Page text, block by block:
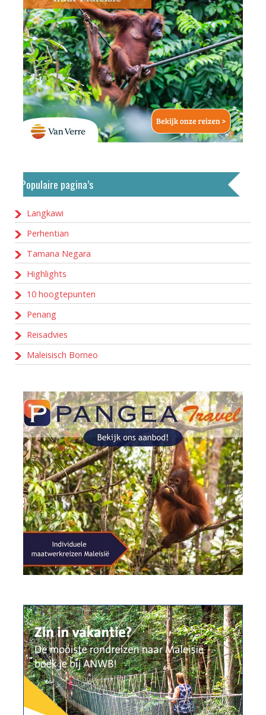
Populaire pagina’s
Langkawi
Perhentian
Tamana Negara
Highlights
10 hoogtepunten
Penang
Reisadvies
Maleisisch Borneo